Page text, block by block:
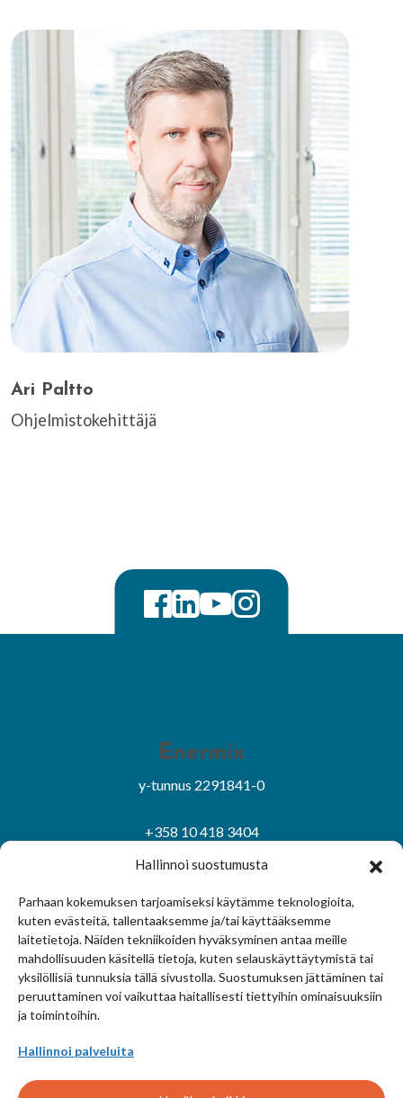
Hallinnoi suostumusta
Parhaan kokemuksen tarjoamiseksi käytämme teknologioita,
kuten evästeitä, tallentaaksemme ja/tai käyttääksemme
laitetietoja. Näiden tekniikoiden hyväksyminen antaa meille
mahdollisuuden käsitellä tietoja, kuten selauskäyttäytymistä tai
yksilöllisiä tunnuksia tällä sivustolla. Suostumuksen jättäminen tai
peruuttaminen voi vaikuttaa haitallisesti tiettyihin ominaisuuksiin
ja toimintoihin.
Hallinnoi palveluita
Ari Paltto
Ohjelmistokehittäjä
Enermix
y-tunnus 2291841-0
+358 10 418 3404
Sivuston käyttöehdot|Tietosuojaseloste
Evästekäytäntö|Hallitse suostumusta
© Enermix Oy 2024